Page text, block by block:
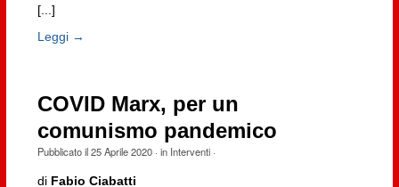
[...]
Leggi →
COVID Marx, per un
comunismo pandemico
Pubblicato il25 Aprile 2020· in Interventi·
di Fabio Ciabatti